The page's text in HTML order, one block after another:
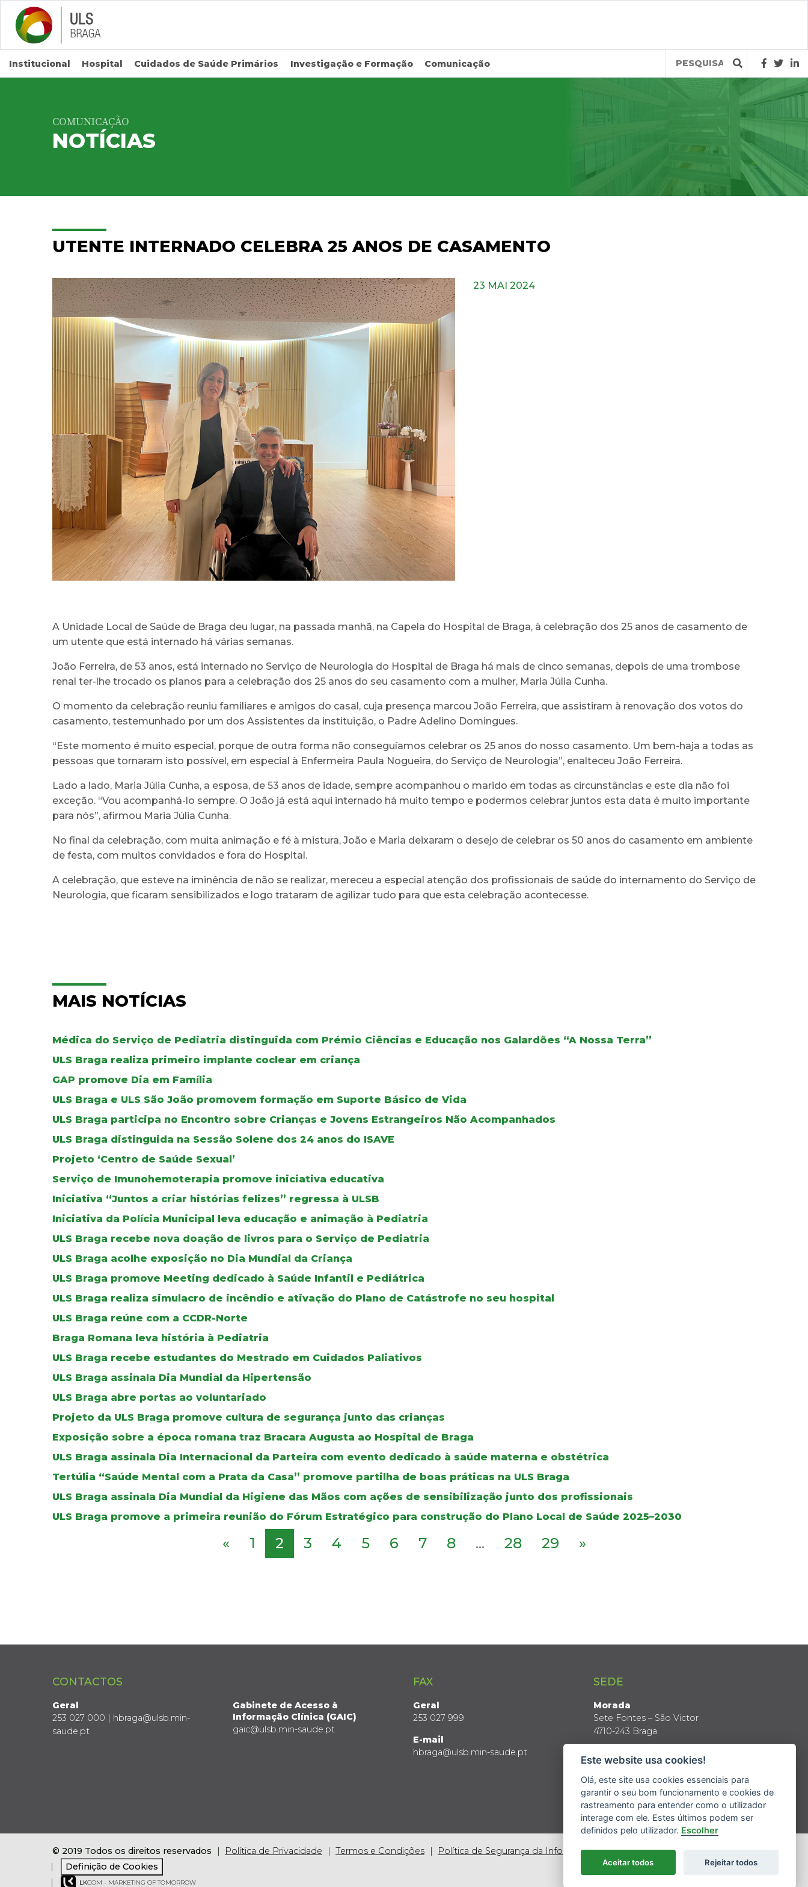
Saltar para conteúdo principal
Institucional Hospital Cuidados de Saúde Primários Investigação e Formação Comunicação
Query
COMUNICAÇÃO
NOTÍCIAS
UTENTE INTERNADO CELEBRA 25 ANOS DE CASAMENTO
23 MAI 2024
A Unidade Local de Saúde de Braga deu lugar, na passada manhã, na Capela do Hospital de Braga, à celebração dos 25 anos de casamento de
um utente que está internado há várias semanas.
João Ferreira, de 53 anos, está internado no Serviço de Neurologia do Hospital de Braga há mais de cinco semanas, depois de uma trombose
renal ter-lhe trocado os planos para a celebração dos 25 anos do seu casamento com a mulher, Maria Júlia Cunha.
O momento da celebração reuniu familiares e amigos do casal, cuja presença marcou João Ferreira, que assistiram à renovação dos votos do
casamento, testemunhado por um dos Assistentes da instituição, o Padre Adelino Domingues.
“Este momento é muito especial, porque de outra forma não conseguíamos celebrar os 25 anos do nosso casamento. Um bem-haja a todas as
pessoas que tornaram isto possível, em especial à Enfermeira Paula Nogueira, do Serviço de Neurologia”, enalteceu João Ferreira.
Lado a lado, Maria Júlia Cunha, a esposa, de 53 anos de idade, sempre acompanhou o marido em todas as circunstâncias e este dia não foi
exceção. “Vou acompanhá-lo sempre. O João já está aqui internado há muito tempo e podermos celebrar juntos esta data é muito importante
para nós”, afirmou Maria Júlia Cunha.
No final da celebração, com muita animação e fé à mistura, João e Maria deixaram o desejo de celebrar os 50 anos do casamento em ambiente
de festa, com muitos convidados e fora do Hospital.
A celebração, que esteve na iminência de não se realizar, mereceu a especial atenção dos profissionais de saúde do internamento do Serviço de
Neurologia, que ficaram sensibilizados e logo trataram de agilizar tudo para que esta celebração acontecesse.
MAIS NOTÍCIAS
Médica do Serviço de Pediatria distinguida com Prémio Ciências e Educação nos Galardões “A Nossa Terra”
ULS Braga realiza primeiro implante coclear em criança
GAP promove Dia em Família
ULS Braga e ULS São João promovem formação em Suporte Básico de Vida
ULS Braga participa no Encontro sobre Crianças e Jovens Estrangeiros Não Acompanhados
ULS Braga distinguida na Sessão Solene dos 24 anos do ISAVE
Projeto ‘Centro de Saúde Sexual’
Serviço de Imunohemoterapia promove iniciativa educativa
Iniciativa “Juntos a criar histórias felizes” regressa à ULSB
Iniciativa da Polícia Municipal leva educação e animação à Pediatria
ULS Braga recebe nova doação de livros para o Serviço de Pediatria
ULS Braga acolhe exposição no Dia Mundial da Criança
ULS Braga promove Meeting dedicado à Saúde Infantil e Pediátrica
ULS Braga realiza simulacro de incêndio e ativação do Plano de Catástrofe no seu hospital
ULS Braga reúne com a CCDR-Norte
Braga Romana leva história à Pediatria
ULS Braga recebe estudantes do Mestrado em Cuidados Paliativos
ULS Braga assinala Dia Mundial da Hipertensão
ULS Braga abre portas ao voluntariado
Projeto da ULS Braga promove cultura de segurança junto das crianças
Exposição sobre a época romana traz Bracara Augusta ao Hospital de Braga
ULS Braga assinala Dia Internacional da Parteira com evento dedicado à saúde materna e obstétrica
Tertúlia “Saúde Mental com a Prata da Casa” promove partilha de boas práticas na ULS Braga
ULS Braga assinala Dia Mundial da Higiene das Mãos com ações de sensibilização junto dos profissionais
ULS Braga promove a primeira reunião do Fórum Estratégico para construção do Plano Local de Saúde 2025–2030
« 1 2 3 4 5 6 7 8 ... 28 29 »
CONTACTOS
Geral
253 027 000 | hbraga@ulsb.min-
saude.pt
Gabinete de Acesso à
Informação Clínica (GAIC)
gaic@ulsb.min-saude.pt
FAX
Geral
253 027 999
E-mail
hbraga@ulsb.min-saude.pt
SEDE
Morada
Sete Fontes – São Victor
4710-243 Braga
Latitude: 41º 34’ N
Longitude: 8º 24’ W
© 2019 Todos os direitos reservados Política de Privacidade Termos e Condições
Política de Segurança da Informação
Definição de Cookies
LKCOM - MARKETING OF TOMORROW
Este website usa cookies!
Olá, este site usa cookies essenciais para
garantir o seu bom funcionamento e cookies de
rastreamento para entender como o utilizador
interage com ele. Estes últimos podem ser
definidos pelo utilizador. Escolher
Aceitar todos Rejeitar todos